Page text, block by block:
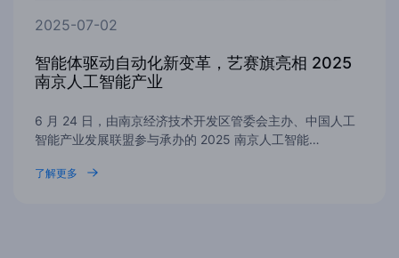
2025-07-02
智能体驱动自动化新变革，艺赛旗亮相 2025
南京人工智能产业
6 月 24 日，由南京经济技术开发区管委会主办、中国人工
智能产业发展联盟参与承办的 2025 南京人工智能…
了解更多